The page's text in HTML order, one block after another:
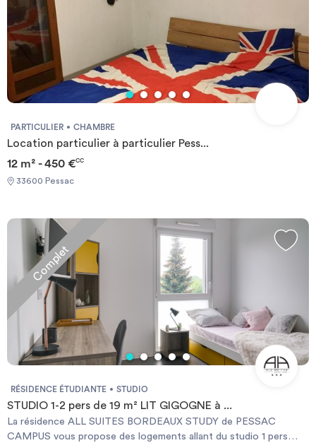
PARTICULIER CHAMBRE
Location particulier à particulier Pess...
12 m² - 450 €CC
33600 Pessac
Complet
RÉSIDENCE ÉTUDIANTE STUDIO
STUDIO 1-2 pers de 19 m² LIT GIGOGNE à ...
La résidence ALL SUITES BORDEAUX STUDY de PESSAC
CAMPUS vous propose des logements allant du studio 1 pers